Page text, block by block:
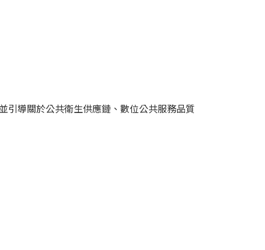
導關於公共衛生供應鏈、數位公共服務品質